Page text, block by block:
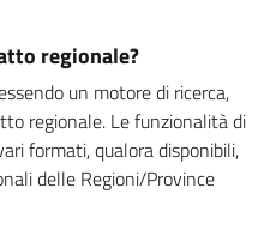
regionale?
un motore di ricerca,
regionale. Le funzionalità di
formati, qualora disponibili,
delle Regioni/Province